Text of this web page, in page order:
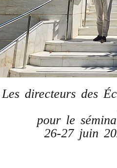
Les directeurs des
pour le
26-27 juin